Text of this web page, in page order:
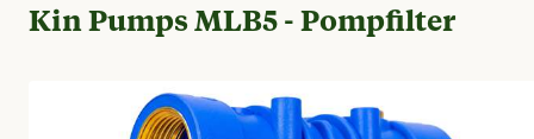
Kin Pumps MLB5 - Pompfilter